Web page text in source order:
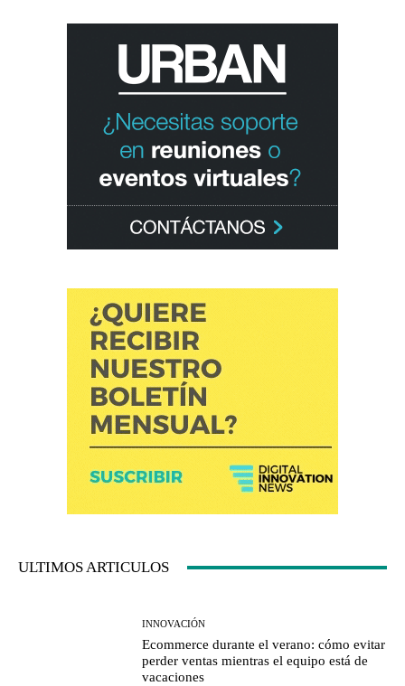
ULTIMOS ARTICULOS
INNOVACIÓN
Ecommerce durante el verano: cómo evitar
perder ventas mientras el equipo está de
vacaciones